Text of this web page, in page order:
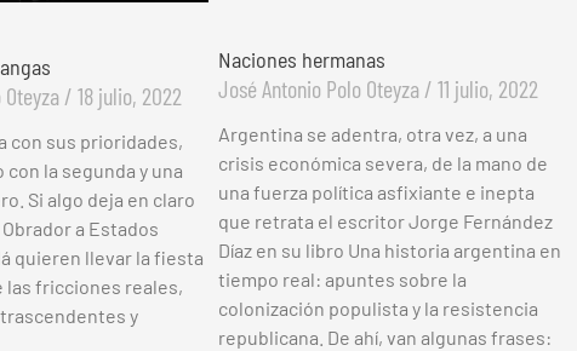
18 julio, 2022
con sus prioridades,
con la segunda y una
Si algo deja en claro
a Estados
quieren llevar la fiesta
las fricciones reales,
y
Naciones hermanas
José Antonio Polo Oteyza 11 julio, 2022
Argentina se adentra, otra vez, a una
crisis económica severa, de la mano de
una fuerza política asfixiante e inepta
que retrata el escritor Jorge Fernández
Díaz en su libro Una historia argentina en
tiempo real: apuntes sobre la
colonización populista y la resistencia
republicana. De ahí, van algunas frases: